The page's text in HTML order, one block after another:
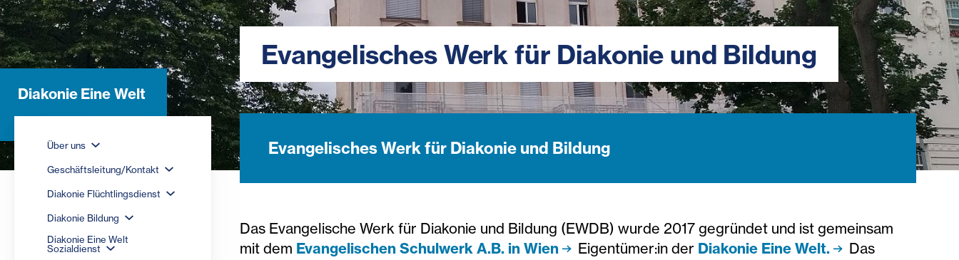
Evangelisches Werk für Diakonie und Bildung
Diakonie Eine Welt
Über uns
Geschäftsleitung/Kontakt
Diakonie Flüchtlingsdienst
Diakonie Bildung
Diakonie Eine Welt
Sozialdienst
Evangelisches Werk für Diakonie und Bildung
Das Evangelische Werk für Diakonie und Bildung (EWDB) wurde 2017 gegründet und ist gemeinsam
mit dem Evangelischen Schulwerk A.B. in Wien Eigentümer:in der Diakonie Eine Welt.
Das